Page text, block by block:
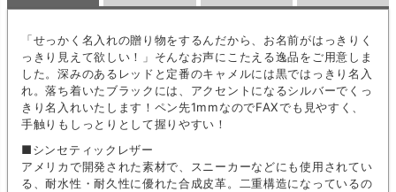
「せっかく名入れの贈り物をするんだから、お名前がはっきりく
っきり見えて欲しい！」そんなお声にこたえる逸品をご用意しま
した。深みのあるレッドと定番のキャメルには黒ではっきり名入
れ。落ち着いたブラックには、アクセントになるシルバーでくっ
きり名入れいたします！ペン先1mmなのでFAXでも見やすく、
手触りもしっとりとして握りやすい！
■シンセティックレザー
アメリカで開発された素材で、スニーカーなどにも使用されてい
る、耐水性・耐久性に優れた合成皮革。二重構造になっているの